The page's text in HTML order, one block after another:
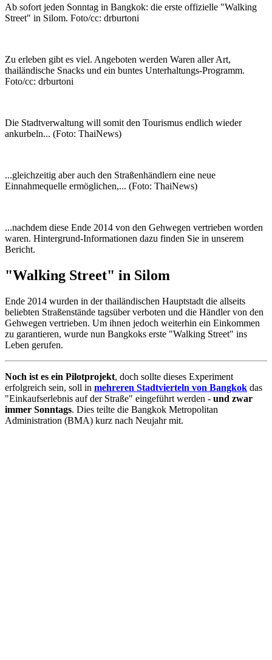
Ab sofort jeden Sonntag in Bangkok: die erste offizielle "Walking
Street" in Silom. Foto/cc: drburtoni
Zu erleben gibt es viel. Angeboten werden Waren aller Art,
thailändische Snacks und ein buntes Unterhaltungs-Programm.
Foto/cc: drburtoni
Die Stadtverwaltung will somit den Tourismus endlich wieder
ankurbeln... (Foto: ThaiNews)
...gleichzeitig aber auch den Straßenhändlern eine neue
Einnahmequelle ermöglichen,... (Foto: ThaiNews)
...nachdem diese Ende 2014 von den Gehwegen vertrieben worden
waren. Hintergrund-Informationen dazu finden Sie in unserem
Bericht.
"Walking Street" in Silom
Ende 2014 wurden in der thailändischen Hauptstadt die allseits
beliebten Straßenstände tagsüber verboten und die Händler von den
Gehwegen vertrieben. Um ihnen jedoch weiterhin ein Einkommen
zu garantieren, wurde nun Bangkoks erste "Walking Street" ins
Leben gerufen.
Noch ist es ein Pilotprojekt, doch sollte dieses Experiment
erfolgreich sein, soll in mehreren Stadtvierteln von Bangkok das
"Einkaufserlebnis auf der Straße" eingeführt werden - und zwar
immer Sonntags. Dies teilte die Bangkok Metropolitan
Administration (BMA) kurz nach Neujahr mit.